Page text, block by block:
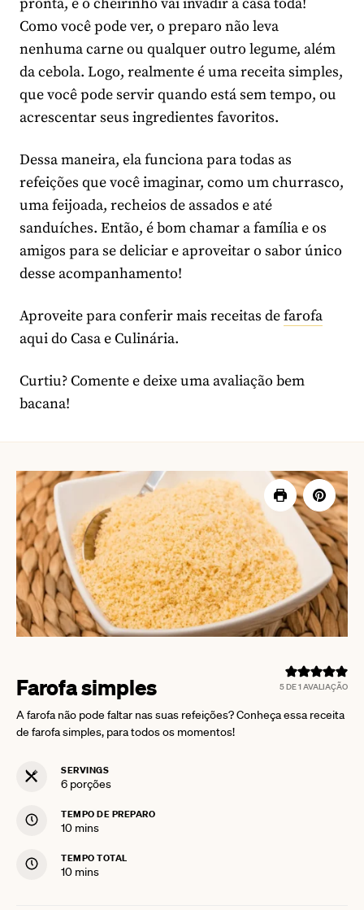
Como você pode ver, o preparo não leva
nenhuma carne ou qualquer outro legume, além
da cebola. Logo, realmente é uma receita simples,
que você pode servir quando está sem tempo, ou
acrescentar seus ingredientes favoritos.
Dessa maneira, ela funciona para todas as
refeições que você imaginar, como um churrasco,
uma feijoada, recheios de assados e até
sanduíches. Então, é bom chamar a família e os
amigos para se deliciar e aproveitar o sabor único
desse acompanhamento!
Aproveite para conferir mais receitas defarofa
aqui do Casa e Culinária.
Curtiu? Comente e deixe uma avaliação bem
bacana!
5DE 1 AVALIAÇÃO
Farofa simples
A farofa não pode faltar nas suas refeições? Conheça essa receita
de farofa simples, para todos os momentos!
SERVINGS
6 porções
TEMPO DE PREPARO
10minutes
mins
TEMPO TOTAL
10minutes
mins